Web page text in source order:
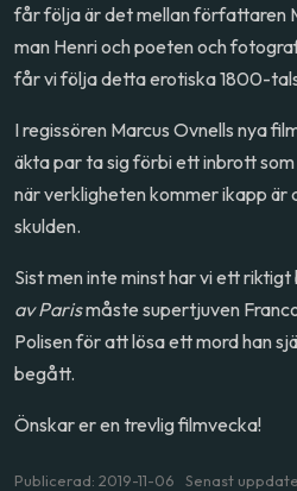
får följa är det mellan författaren
man Henri och poeten och
får vi följa detta erotiska 1800-
I regissören Marcus Ovnells nya
äkta par ta sig förbi ett inbrott
när verkligheten kommer ikapp
skulden.
Sist men inte minst har vi ett
av Parismåste supertjuven
Polisen för att lösa ett mord han
begått.
Önskar er en trevlig filmvecka!
Publicerad: 2019-11-06 Senast